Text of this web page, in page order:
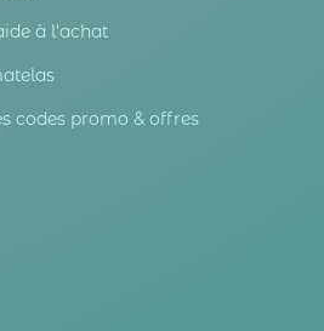
à l'achat
codes promo & offres